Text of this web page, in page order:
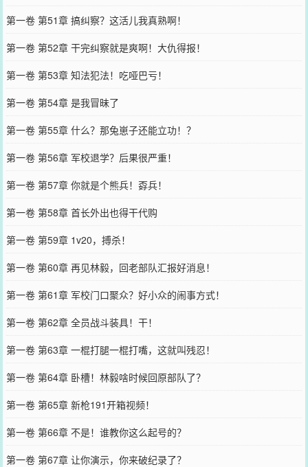
第一卷 第51章 搞纠察？这活儿我真熟啊！
第一卷 第52章 干完纠察就是爽啊！大仇得报！
第一卷 第53章 知法犯法！吃哑巴亏！
第一卷 第54章 是我冒昧了
第一卷 第55章 什么？那兔崽子还能立功！？
第一卷 第56章 军校退学？后果很严重！
第一卷 第57章 你就是个熊兵！孬兵！
第一卷 第58章 首长外出也得干代购
第一卷 第59章 1v20，搏杀！
第一卷 第60章 再见林毅，回老部队汇报好消息！
第一卷 第61章 军校门口聚众？好小众的闹事方式！
第一卷 第62章 全员战斗装具！干！
第一卷 第63章 一棍打腿一棍打嘴，这就叫残忍！
第一卷 第64章 卧槽！林毅啥时候回原部队了？
第一卷 第65章 新枪191开箱视频！
第一卷 第66章 不是！谁教你这么起号的？
第一卷 第67章 让你演示，你来破纪录了？